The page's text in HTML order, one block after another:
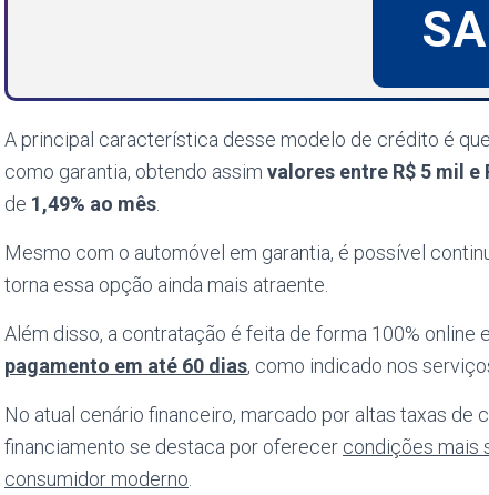
A principal característica desse modelo de crédito é
como garantia, obtendo assim valores entre R$ 5 mil e
de 1,49% ao mês
Mesmo com o automóvel em garantia, é possível
torna essa opção ainda mais atraente.
Além disso, a contratação é feita de forma 100% online
pagamento em até 60 dias, como indicado nos
No atual cenário financeiro, marcado por altas taxas de
financiamento se destaca por oferecer condições mais
consumidor moderno